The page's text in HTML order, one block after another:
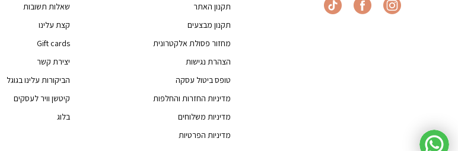
תקנון האתר
תקנון מבצעים
מחזור פסולת אלקטרונית
הצהרת נגישות
טופס ביטול עסקה
מדיניות החזרות והחלפות
מדיניות משלוחים
מדיניות הפרטיות
שאלות תשובות
קצת עלינו
Gift cards
יצירת קשר
הביקורות עלינו בגוגל
קיטשן וויר לעסקים
בלוג